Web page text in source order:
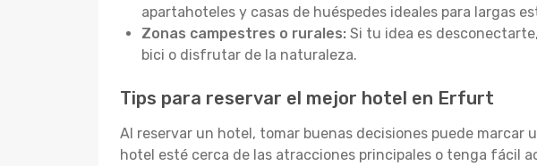
apartahoteles y casas de huéspedes ideales para largas
Zonas campestres o rurales: Si tu idea es
bici o disfrutar de la naturaleza.
Tips para reservar el mejor hotel en Erfurt
Al reservar un hotel, tomar buenas decisiones puede marcar
hotel esté cerca de las atracciones principales o tenga fácil